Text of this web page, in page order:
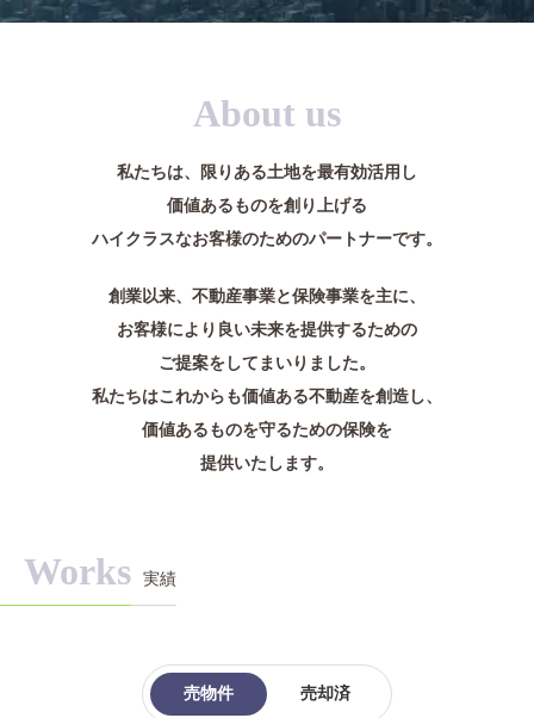
Works
Access
03-6300-7921（不動産）
03-6300-7940（本社/保険）
About us
私たちは、限りある土地を最有効活用し
価値あるものを創り上げる
ハイクラスなお客様のためのパートナーです。
創業以来、不動産事業と保険事業を主に、
お客様により良い未来を提供するための
ご提案をしてまいりました。
私たちはこれからも価値ある不動産を創造し、
価値あるものを守るための保険を
提供いたします。
Works 実績
売物件 売却済